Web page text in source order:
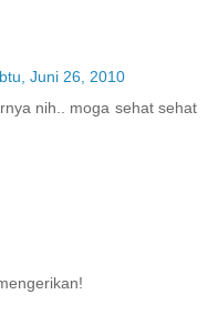
Juni 26, 2010
nih.. moga sehat sehat